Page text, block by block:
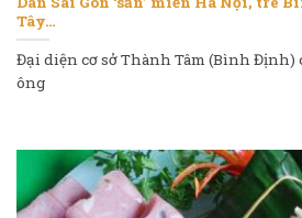
Tây…
Đại diện cơ sở Thành Tâm (Bình Định)
ông